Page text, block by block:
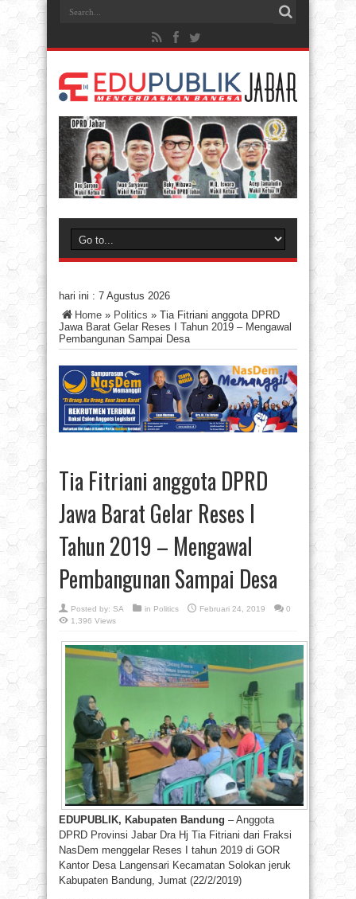
hari ini : 7 Agustus 2026
Home » Politics » Tia Fitriani anggota DPRD
Jawa Barat Gelar Reses I Tahun 2019 – Mengawal
Pembangunan Sampai Desa
Tia Fitriani anggota DPRD
Jawa Barat Gelar Reses I
Tahun 2019 – Mengawal
Pembangunan Sampai Desa
Posted by: SA in Politics Februari 24, 2019
0
1,396 Views
EDUPUBLIK, Kabupaten Bandung – Anggota
DPRD Provinsi Jabar Dra Hj Tia Fitriani dari Fraksi
NasDem menggelar Reses I tahun 2019 di GOR
Kantor Desa Langensari Kecamatan Solokan jeruk
Kabupaten Bandung, Jumat (22/2/2019)